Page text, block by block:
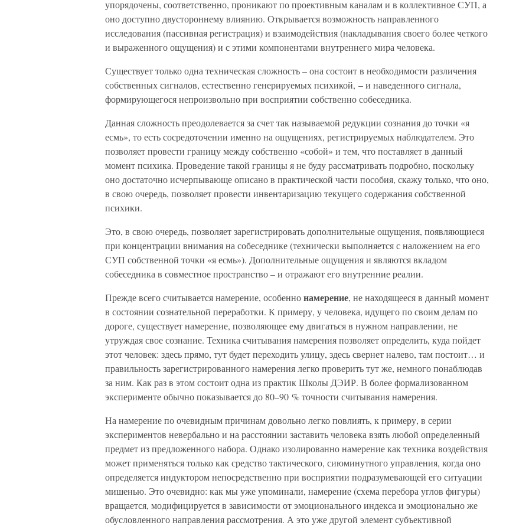
упорядочены, соответственно, проникают по проективным каналам и в коллективное СУП, а
оно доступно двустороннему влиянию. Открывается возможность направленного
исследования (пассивная регистрация) и взаимодействия (накладывания своего более четкого
и выраженного ощущения) и с этими компонентами внутреннего мира человека.
Существует только одна техническая сложность – она состоит в необходимости различения
собственных сигналов, естественно генерируемых психикой, – и наведенного сигнала,
формирующегося непроизвольно при восприятии собственно собеседника.
Данная сложность преодолевается за счет так называемой редукции сознания до точки «я
есмь», то есть сосредоточении именно на ощущениях, регистрируемых наблюдателем. Это
позволяет провести границу между собственно «собой» и тем, что поставляет в данный
момент психика. Проведение такой границы я не буду рассматривать подробно, поскольку
оно достаточно исчерпывающе описано в практической части пособия, скажу только, что оно,
в свою очередь, позволяет провести инвентаризацию текущего содержания собственной
психики.
Это, в свою очередь, позволяет зарегистрировать дополнительные ощущения, появляющиеся
при концентрации внимания на собеседнике (технически выполняется с наложением на его
СУП собственной точки «я есмь»). Дополнительные ощущения и являются вкладом
собеседника в совместное пространство – и отражают его внутренние реалии.
Прежде всего считывается намерение, особеннонамерение, не находящееся в данный момент
в состоянии сознательной переработки. К примеру, у человека, идущего по своим делам по
дороге, существует намерение, позволяющее ему двигаться в нужном направлении, не
утруждая свое сознание. Техника считывания намерения позволяет определить, куда пойдет
этот человек: здесь прямо, тут будет переходить улицу, здесь свернет налево, там постоит… и
правильность зарегистрированного намерения легко проверить тут же, немного понаблюдав
за ним. Как раз в этом состоит одна из практик Школы ДЭИР. В более формализованном
эксперименте обычно показывается до 80–90 % точности считывания намерения.
На намерение по очевидным причинам довольно легко повлиять, к примеру, в серии
экспериментов невербально и на расстоянии заставить человека взять любой определенный
предмет из предложенного набора. Однако изолированно намерение как техника воздействия
может применяться только как средство тактического, сиюминутного управления, когда оно
определяется индуктором непосредственно при восприятии подразумевающей его ситуации
мишенью. Это очевидно: как мы уже упоминали, намерение (схема перебора углов фигуры)
вращается, модифицируется в зависимости от эмоционального индекса и эмоционально же
обусловленного направления рассмотрения. А это уже другой элемент субъективной